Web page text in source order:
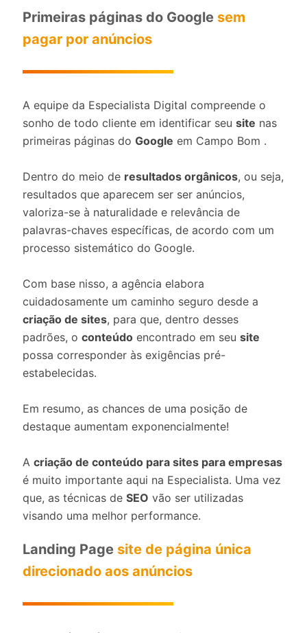
Primeiras páginas do Google sem
pagar por anúncios
A equipe da Especialista Digital compreende o
sonho de todo cliente em identificar seu site nas
primeiras páginas do Google em Campo Bom .
Dentro do meio de resultados orgânicos, ou seja,
resultados que aparecem ser ser anúncios,
valoriza-se à naturalidade e relevância de
palavras-chaves específicas, de acordo com um
processo sistemático do Google.
Com base nisso, a agência elabora
cuidadosamente um caminho seguro desde a
criação de sites, para que, dentro desses
padrões, o conteúdo encontrado em seu site
possa corresponder às exigências pré-
estabelecidas.
Em resumo, as chances de uma posição de
destaque aumentam exponencialmente!
A criação de conteúdo para sites para empresas
é muito importante aqui na Especialista. Uma vez
que, as técnicas de SEO vão ser utilizadas
visando uma melhor performance.
Landing Page site de página única
direcionado aos anúncios